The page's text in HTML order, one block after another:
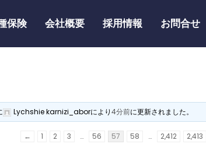
保険 会社概要 採用情報 お問合せ
Lychshie karnizi_aborにより4分前に更新されました。
← 1 2 3 … 56 57 58 … 2,412 2,413